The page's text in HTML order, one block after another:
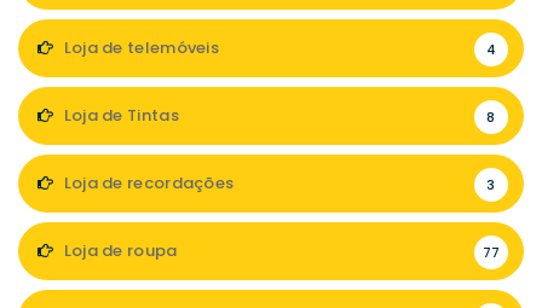
Loja de telemóveis 4
Loja de Tintas 8
Loja de recordações 3
Loja de roupa 77